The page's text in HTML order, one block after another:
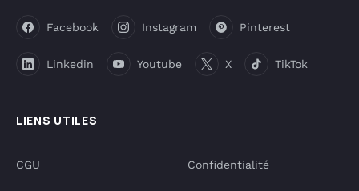
LIENS UTILES
Facebook Instagram Pinterest
Linkedin Youtube X TikTok
CGU Confidentialité